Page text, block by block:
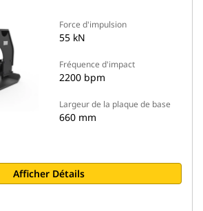
Force d'impulsion
55 kN
Fréquence d'impact
2200 bpm
Largeur de la plaque de base
660 mm
Afficher Détails